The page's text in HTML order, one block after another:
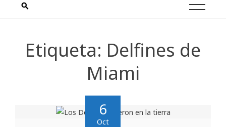
Etiqueta: Delfines de
Miami
6
Oct